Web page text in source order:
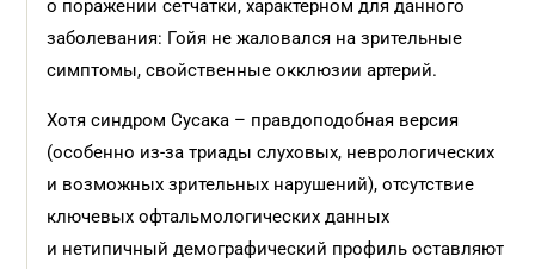
о поражении сетчатки, характерном для данного
заболевания: Гойя не жаловался на зрительные
симптомы, свойственные окклюзии артерий.
Хотя синдром Сусака – правдоподобная версия
(особенно из-за триады слуховых, неврологических
и возможных зрительных нарушений), отсутствие
ключевых офтальмологических данных
и нетипичный демографический профиль оставляют